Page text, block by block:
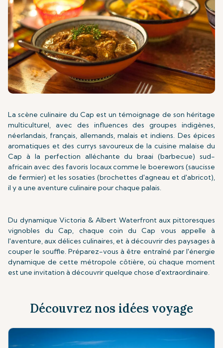
La scène culinaire du Cap est un témoignage de son héritage
multiculturel, avec des influences des groupes indigènes,
néerlandais, français, allemands, malais et indiens. Des épices
aromatiques et des currys savoureux de la cuisine malaise du
Cap à la perfection alléchante du braai (barbecue) sud-
africain avec des favoris locaux comme le boerewors (saucisse
de fermier) et les sosaties (brochettes d'agneau et d'abricot),
il y a une aventure culinaire pour chaque palais.
Du dynamique Victoria & Albert Waterfront aux pittoresques
vignobles du Cap, chaque coin du Cap vous appelle à
l'aventure, aux délices culinaires, et à découvrir des paysages à
couper le souffle. Préparez-vous à être entraîné par l'énergie
dynamique de cette métropole côtière, où chaque moment
est une invitation à découvrir quelque chose d'extraordinaire.
Découvrez nos idées voyage